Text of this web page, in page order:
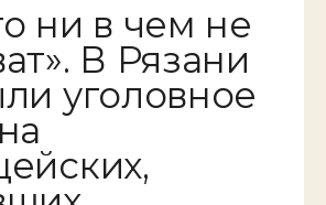
ни в чем не
В Рязани
уголовное